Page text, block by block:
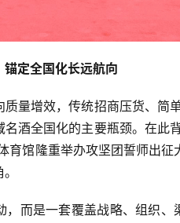
定全国化长远航向
质量增效，传统招商压货、
酒全国化的主要瓶颈。在此
馆隆重举办攻坚团誓师出征
，而是一套覆盖战略、组织